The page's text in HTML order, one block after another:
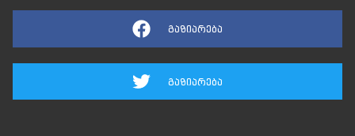
გაზიარება
გაზიარება